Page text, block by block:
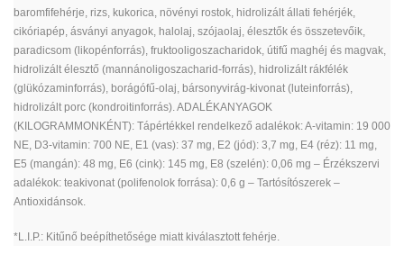
baromfifehérje, rizs, kukorica, növényi rostok, hidrolizált állati fehérjék,
cikóriapép, ásványi anyagok, halolaj, szójaolaj, élesztők és összetevőik,
paradicsom (likopénforrás), fruktooligoszacharidok, útifű maghéj és magvak,
hidrolizált élesztő (mannánoligoszacharid-forrás), hidrolizált rákfélék
(glükózaminforrás), borágófű-olaj, bársonyvirág-kivonat (luteinforrás),
hidrolizált porc (kondroitinforrás). ADALÉKANYAGOK
(KILOGRAMMONKÉNT): Tápértékkel rendelkező adalékok: A-vitamin: 19 000
NE, D3-vitamin: 700 NE, E1 (vas): 37 mg, E2 (jód): 3,7 mg, E4 (réz): 11 mg,
E5 (mangán): 48 mg, E6 (cink): 145 mg, E8 (szelén): 0,06 mg – Érzékszervi
adalékok: teakivonat (polifenolok forrása): 0,6 g – Tartósítószerek –
Antioxidánsok.
*L.I.P.: Kitűnő beépíthetősége miatt kiválasztott fehérje.